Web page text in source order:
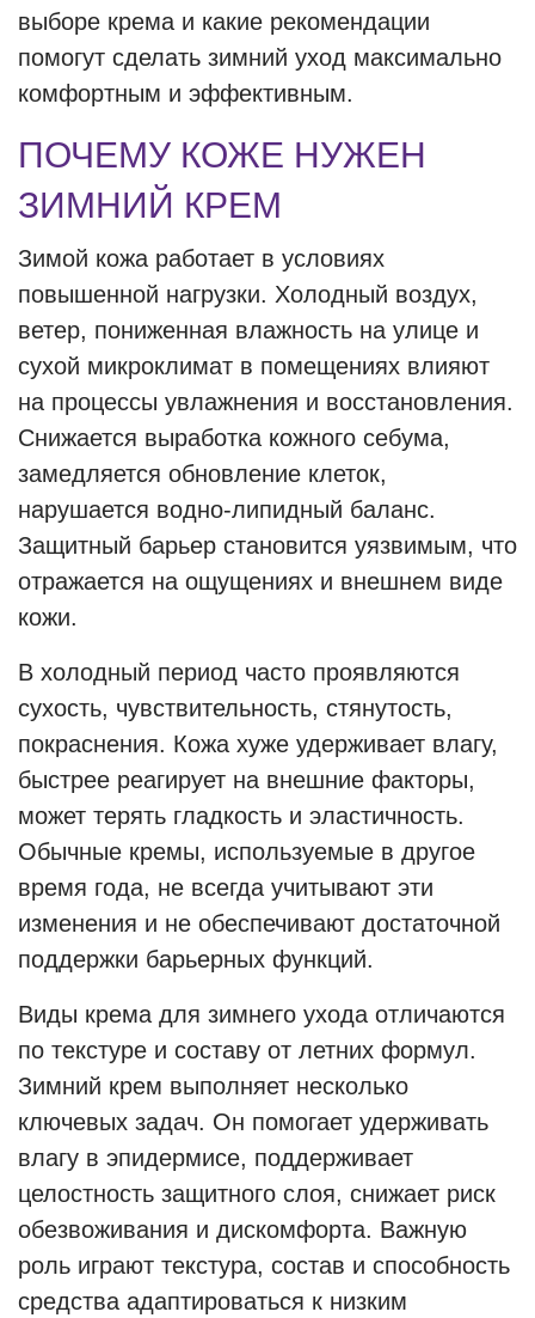
выборе крема и какие рекомендации
помогут сделать зимний уход максимально
комфортным и эффективным.
ПОЧЕМУ КОЖЕ НУЖЕН
ЗИМНИЙ КРЕМ
Зимой кожа работает в условиях
повышенной нагрузки. Холодный воздух,
ветер, пониженная влажность на улице и
сухой микроклимат в помещениях влияют
на процессы увлажнения и восстановления.
Снижается выработка кожного себума,
замедляется обновление клеток,
нарушается водно-липидный баланс.
Защитный барьер становится уязвимым, что
отражается на ощущениях и внешнем виде
кожи.
В холодный период часто проявляются
сухость, чувствительность, стянутость,
покраснения. Кожа хуже удерживает влагу,
быстрее реагирует на внешние факторы,
может терять гладкость и эластичность.
Обычные кремы, используемые в другое
время года, не всегда учитывают эти
изменения и не обеспечивают достаточной
поддержки барьерных функций.
Виды крема для зимнего ухода отличаются
по текстуре и составу от летних формул.
Зимний крем выполняет несколько
ключевых задач. Он помогает удерживать
влагу в эпидермисе, поддерживает
целостность защитного слоя, снижает риск
обезвоживания и дискомфорта. Важную
роль играют текстура, состав и способность
средства адаптироваться к низким